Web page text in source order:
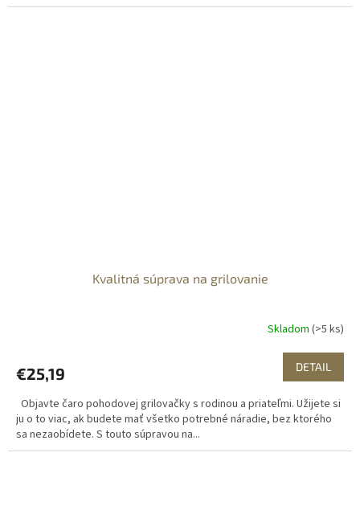
Kvalitná súprava na grilovanie
Skladom (>5 ks)
€25,19 DETAIL
Objavte čaro pohodovej grilovačky s rodinou a priateľmi. Užijete si
ju o to viac, ak budete mať všetko potrebné náradie, bez ktorého
sa nezaobídete. S touto súpravou na...